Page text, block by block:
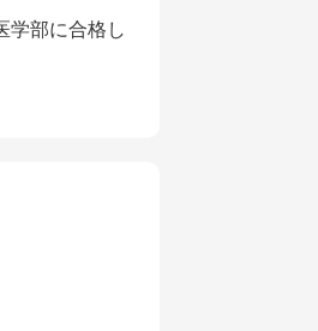
学部に合格し